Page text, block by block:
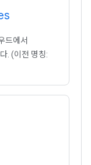
드에서
. (이전 명칭: